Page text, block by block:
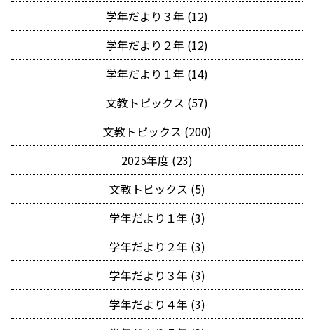
学年だより３年 (12)
学年だより２年 (12)
学年だより１年 (14)
文教トピックス (57)
文教トピックス (200)
2025年度 (23)
文教トピックス (5)
学年だより１年 (3)
学年だより２年 (3)
学年だより３年 (3)
学年だより４年 (3)